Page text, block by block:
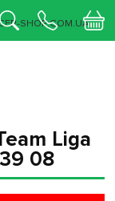
Liga
08